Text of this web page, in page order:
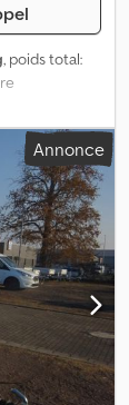
, poids total:
mm, hauteur
2 010 mm,
benne
SHDK .2
Aprek 3
réserve
Annonce